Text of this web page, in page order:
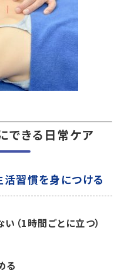
できる日常ケア
活習慣を身につける
（1時間ごとに立つ）
る